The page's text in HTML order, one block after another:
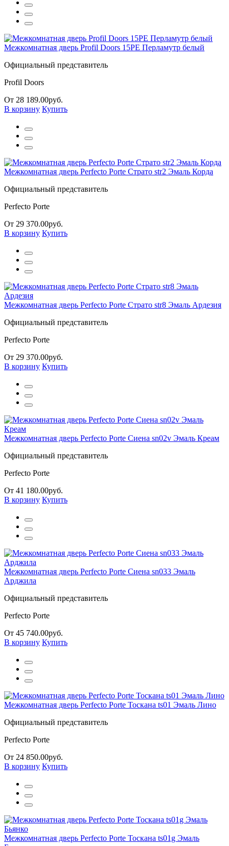
Межкомнатная дверь Profil Doors 15PE Перламутр белый
Официальный представитель
Profil Doors
От 28 189.00руб.
В корзину Купить
Межкомнатная дверь Perfecto Porte Страто str2 Эмаль Корда
Официальный представитель
Perfecto Porte
От 29 370.00руб.
В корзину Купить
Межкомнатная дверь Perfecto Porte Страто str8 Эмаль Ардезия
Официальный представитель
Perfecto Porte
От 29 370.00руб.
В корзину Купить
Межкомнатная дверь Perfecto Porte Сиена sn02v Эмаль Креам
Официальный представитель
Perfecto Porte
От 41 180.00руб.
В корзину Купить
Межкомнатная дверь Perfecto Porte Сиена sn033 Эмаль
Арджила
Официальный представитель
Perfecto Porte
От 45 740.00руб.
В корзину Купить
Межкомнатная дверь Perfecto Porte Тоскана ts01 Эмаль Лино
Официальный представитель
Perfecto Porte
От 24 850.00руб.
В корзину Купить
Межкомнатная дверь Perfecto Porte Тоскана ts01g Эмаль